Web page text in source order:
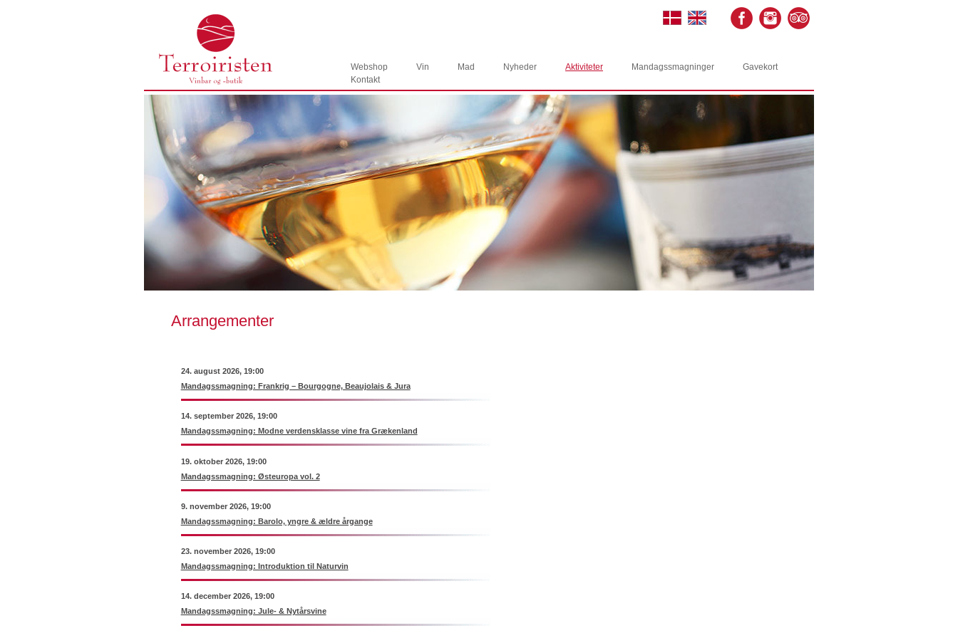
Webshop Vin Mad Nyheder Aktiviteter Mandagssmagninger
Gavekort
Kontakt
Arrangementer
24. august 2026, 19:00
Mandagssmagning: Frankrig – Bourgogne, Beaujolais & Jura
14. september 2026, 19:00
Mandagssmagning: Modne verdensklasse vine fra Grækenland
19. oktober 2026, 19:00
Mandagssmagning: Østeuropa vol. 2
9. november 2026, 19:00
Mandagssmagning: Barolo, yngre & ældre årgange
23. november 2026, 19:00
Mandagssmagning: Introduktion til Naturvin
14. december 2026, 19:00
Mandagssmagning: Jule- & Nytårsvine